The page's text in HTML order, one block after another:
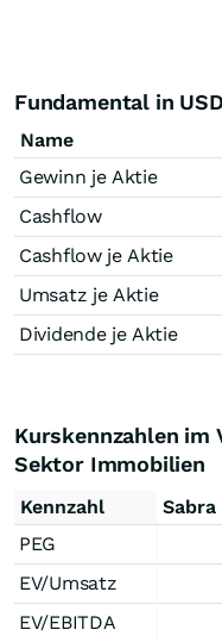
Fundamental in USD
Name
Gewinn je Aktie
Cashflow
Cashflow je Aktie
Umsatz je Aktie
Dividende je Aktie
Kurskennzahlen im
Sektor Immobilien
Kennzahl Sabra
PEG
EV/Umsatz
EV/EBITDA